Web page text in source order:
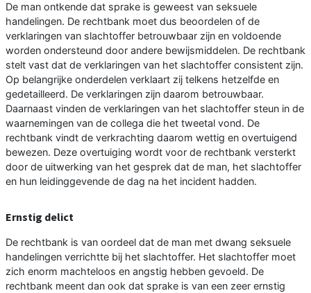
De man ontkende dat sprake is geweest van seksuele
handelingen. De rechtbank moet dus beoordelen of de
verklaringen van slachtoffer betrouwbaar zijn en voldoende
worden ondersteund door andere bewijsmiddelen. De rechtbank
stelt vast dat de verklaringen van het slachtoffer consistent zijn.
Op belangrijke onderdelen verklaart zij telkens hetzelfde en
gedetailleerd. De verklaringen zijn daarom betrouwbaar.
Daarnaast vinden de verklaringen van het slachtoffer steun in de
waarnemingen van de collega die het tweetal vond. De
rechtbank vindt de verkrachting daarom wettig en overtuigend
bewezen. Deze overtuiging wordt voor de rechtbank versterkt
door de uitwerking van het gesprek dat de man, het slachtoffer
en hun leidinggevende de dag na het incident hadden.
Ernstig delict
De rechtbank is van oordeel dat de man met dwang seksuele
handelingen verrichtte bij het slachtoffer. Het slachtoffer moet
zich enorm machteloos en angstig hebben gevoeld. De
rechtbank meent dan ook dat sprake is van een zeer ernstig